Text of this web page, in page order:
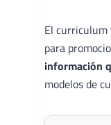
El curriculum
para
información
modelos de